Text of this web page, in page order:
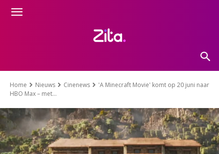
Home Nieuws Cinenews
'A Minecraft Movie' komt op 20 juni naar
HBO Max – met...